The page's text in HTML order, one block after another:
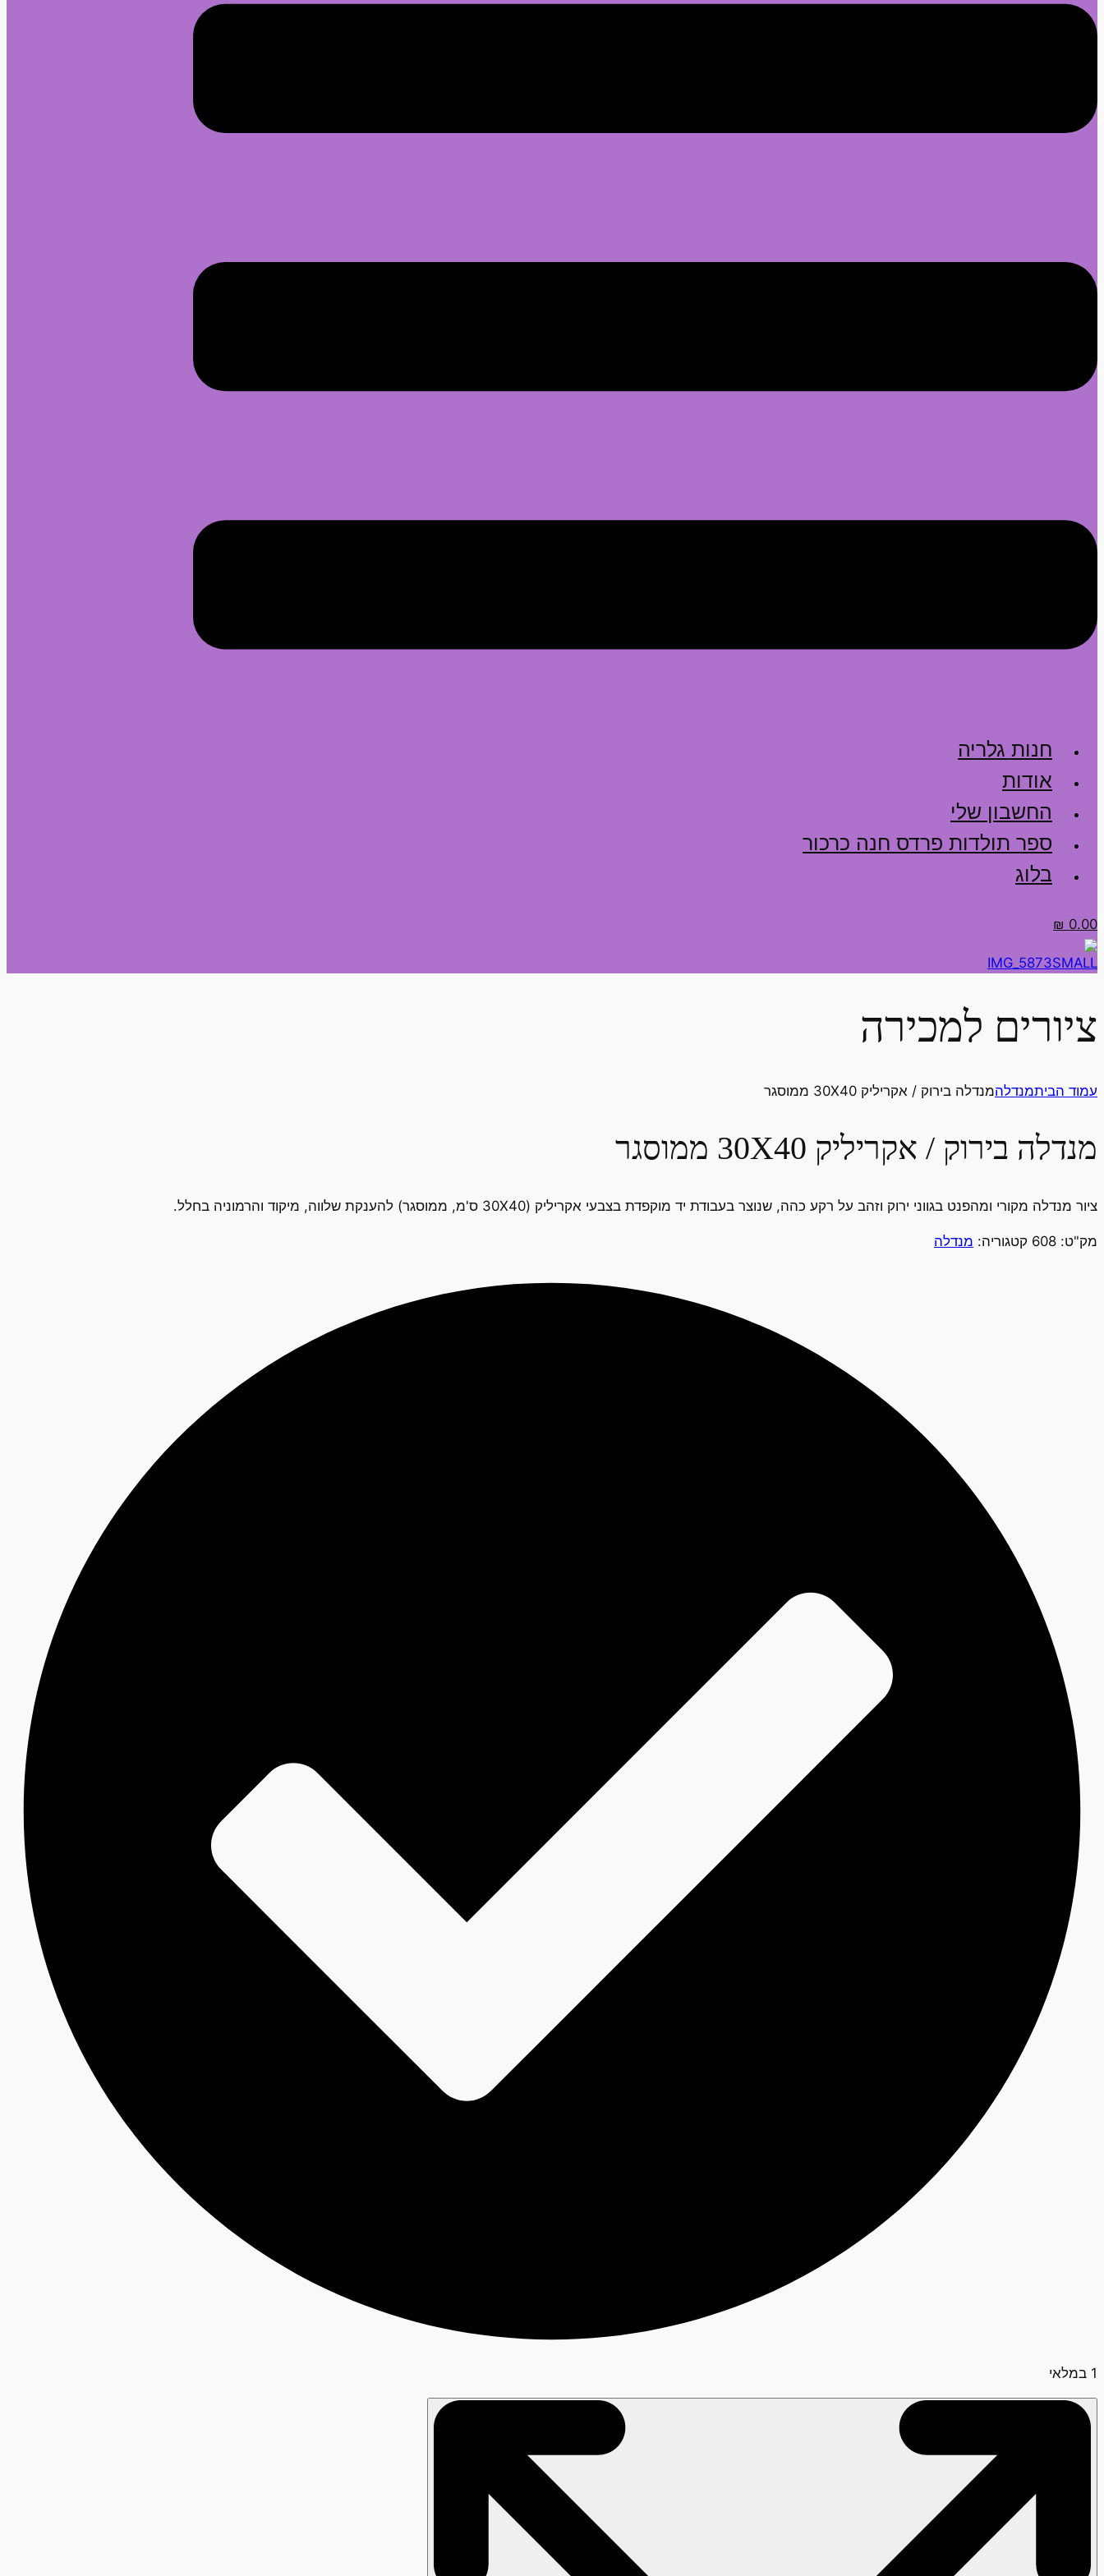
חנות גלריה
אודות
החשבון שלי
ספר תולדות פרדס חנה כרכור
בלוג
0.00
₪
ציורים למכירה
עמוד הביתמנדלהמנדלה בירוק / אקריליק 30X40 ממוסגר
מנדלה בירוק / אקריליק 30X40 ממוסגר
ציור מנדלה מקורי ומהפנט בגווני ירוק וזהב על רקע כהה, שנוצר בעבודת יד מוקפדת בצבעי אקריליק (30X40 ס'מ, ממוסגר) להענקת שלווה, מיקוד והרמוניה בחלל.
מק"ט: 608 קטגוריה: מנדלה
1 במלאי